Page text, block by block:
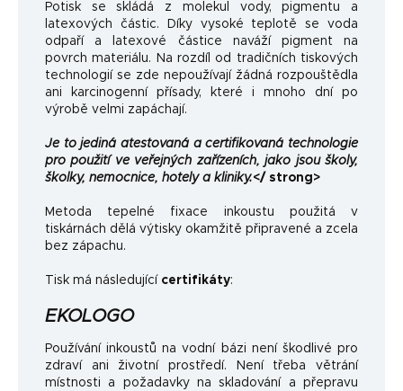
Potisk se skládá z molekul vody, pigmentu a
latexových částic. Díky vysoké teplotě se voda
odpaří a latexové částice naváží pigment na
povrch materiálu. Na rozdíl od tradičních tiskových
technologií se zde nepoužívají žádná rozpouštědla
ani karcinogenní přísady, které i mnoho dní po
výrobě velmi zapáchají.
Je to jediná atestovaná a certifikovaná technologie
pro použití ve veřejných zařízeních, jako jsou školy,
školky, nemocnice, hotely a kliniky.</ strong>
Metoda tepelné fixace inkoustu použitá v
tiskárnách dělá výtisky okamžitě připravené a zcela
bez zápachu.
Tisk má následující certifikáty:
EKOLOGO
Používání inkoustů na vodní bázi není škodlivé pro
zdraví ani životní prostředí. Není třeba větrání
místnosti a požadavky na skladování a přepravu